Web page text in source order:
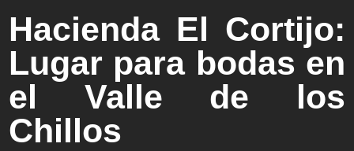
Hacienda El Cortijo:
Lugar para bodas en
el Valle de los
Chillos